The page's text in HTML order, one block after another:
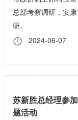
总部考察调研，安
研。
2024-06-07
苏新胜总经理参
题活动